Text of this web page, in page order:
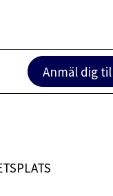
Anmäl dig